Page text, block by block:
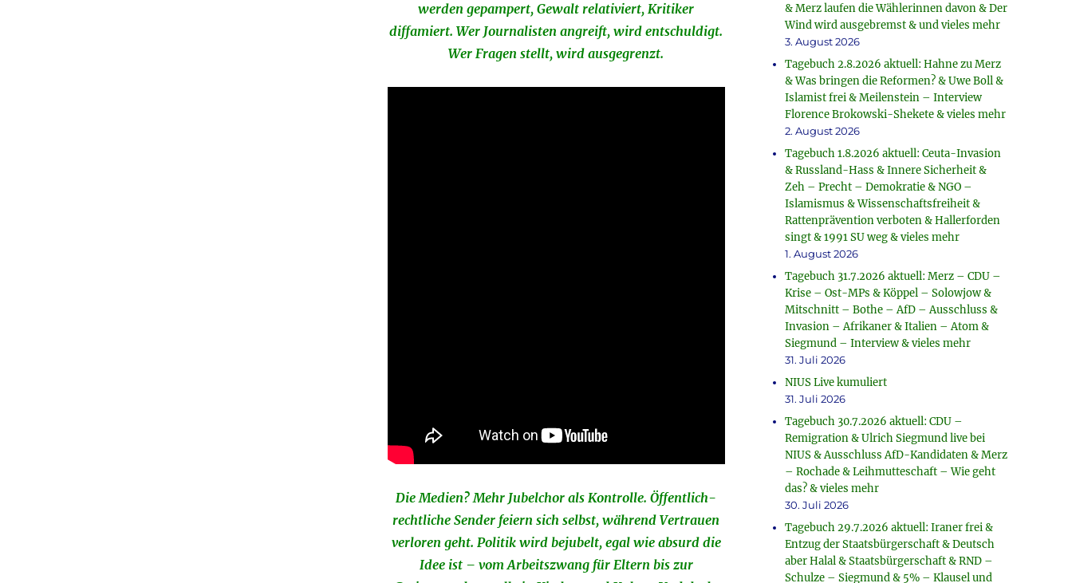
werden gepampert, Gewalt relativiert, Kritiker
diffamiert. Wer Journalisten angreift, wird entschuldigt.
Wer Fragen stellt, wird ausgegrenzt.
Die Medien? Mehr Jubelchor als Kontrolle. Öffentlich-
rechtliche Sender feiern sich selbst, während Vertrauen
verloren geht. Politik wird bejubelt, egal wie absurd die
Idee ist – vom Arbeitszwang für Eltern bis zur
& Merz laufen die Wählerinnen davon & Der
Wind wird ausgebremst & und vieles mehr
3. August 2026
Tagebuch 2.8.2026 aktuell: Hahne zu Merz
& Was bringen die Reformen? & Uwe Boll &
Islamist frei & Meilenstein – Interview
Florence Brokowski-Shekete & vieles mehr
2. August 2026
Tagebuch 1.8.2026 aktuell: Ceuta-Invasion
& Russland-Hass & Innere Sicherheit &
Zeh – Precht – Demokratie & NGO –
Islamismus & Wissenschaftsfreiheit &
Rattenprävention verboten & Hallerforden
singt & 1991 SU weg & vieles mehr
1. August 2026
Tagebuch 31.7.2026 aktuell: Merz – CDU –
Krise – Ost-MPs & Köppel – Solowjow &
Mitschnitt – Bothe – AfD – Ausschluss &
Invasion – Afrikaner & Italien – Atom &
Siegmund – Interview & vieles mehr
31. Juli 2026
NIUS Live kumuliert
31. Juli 2026
Tagebuch 30.7.2026 aktuell: CDU –
Remigration & Ulrich Siegmund live bei
NIUS & Ausschluss AfD-Kandidaten & Merz
– Rochade & Leihmutteschaft – Wie geht
das? & vieles mehr
30. Juli 2026
Tagebuch 29.7.2026 aktuell: Iraner frei &
Entzug der Staatsbürgerschaft & Deutsch
aber Halal & Staatsbürgerschaft & RND –
Schulze – Siegmund & 5% – Klausel und